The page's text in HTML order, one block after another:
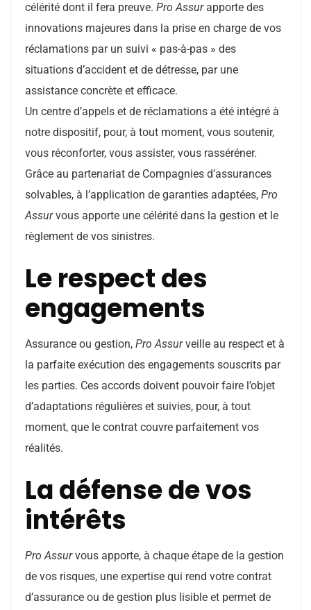
célérité dont il fera preuve. Pro Assurapporte des
innovations majeures dans la prise en charge de vos
réclamations par un suivi « pas-à-pas » des
situations d’accident et de détresse, par une
assistance concrète et efficace.
Un centre d’appels et de réclamations a été intégré à
notre dispositif, pour, à tout moment, vous soutenir,
vous réconforter, vous assister, vous rasséréner.
Grâce au partenariat de Compagnies d’assurances
solvables, à l’application de garanties adaptées, Pro
Assurvous apporte une célérité dans la gestion et le
règlement de vos sinistres.
Le respect des
engagements
Assurance ou gestion, Pro Assurveille au respect et à
la parfaite exécution des engagements souscrits par
les parties. Ces accords doivent pouvoir faire l’objet
d’adaptations régulières et suivies, pour, à tout
moment, que le contrat couvre parfaitement vos
réalités.
La défense de vos
intérêts
Pro Assurvous apporte, à chaque étape de la gestion
de vos risques, une expertise qui rend votre contrat
d’assurance ou de gestion plus lisible et permet de